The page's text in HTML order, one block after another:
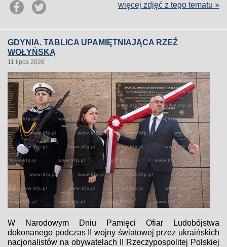
więcej zdjęć z tego tematu »
GDYNIA. TABLICA UPAMIĘTNIAJĄCA RZEŹ
WOŁYŃSKĄ
11 lipca 2026
W Narodowym Dniu Pamięci Ofiar Ludobójstwa
dokonanego podczas II wojny światowej przez ukraińskich
nacjonalistów na obywatelach II Rzeczypospolitej Polskiej